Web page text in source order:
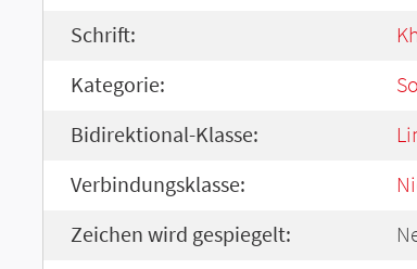
Schrift:
Kategorie:
Bidirektional-Klasse:
Verbindungsklasse:
Zeichen wird gespiegelt: